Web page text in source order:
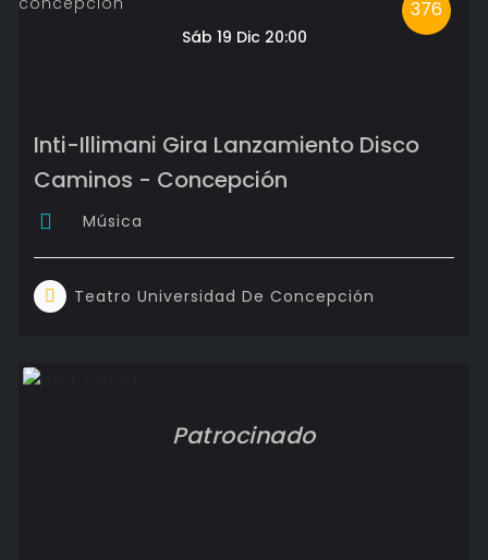
376
Sáb 19 Dic 20:00
Inti-Illimani Gira Lanzamiento Disco
Caminos - Concepción
Música
Teatro Universidad De Concepción
Patrocinado